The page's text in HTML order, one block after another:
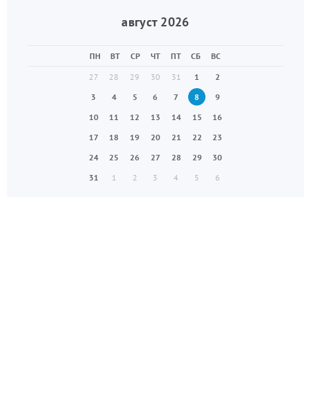
август 2026
ПН ВТ СР ЧТ ПТ СБ
ВС
27
28 29 30 31 1
2
3
4 5 6 7 8
9
10
11 12 13 14 15
16
17
18 19 20 21 22
23
24
25 26 27 28 29
30
31
1 2 3 4 5 6